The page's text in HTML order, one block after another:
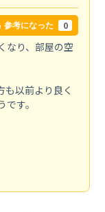
参考になった 0
なり、部屋の空
も以前より良く
す。